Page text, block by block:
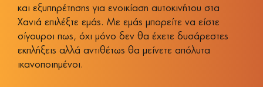
και εξυπηρέτησης για ενοικίαση αυτοκινήτου στα
Χανιά επιλέξτε εμάς. Με εμάς μπορείτε να είστε
σίγουροι πως, όχι μόνο δεν θα έχετε δυσάρεστες
εκπλήξεις αλλά αντιθέτως θα μείνετε απόλυτα
ικανοποιημένοι.